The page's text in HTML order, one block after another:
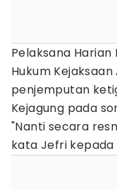
Pelaksana
Hukum
penjemputan
Kejagung pada
"Nanti secara
kata Jefri kepada